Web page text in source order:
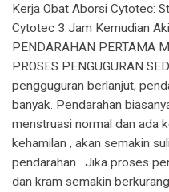
Kerja Obat Aborsi Cytotec:
Cytotec 3 Jam Kemudian
PENDARAHAN PERTAMA
PROSES PENGUGURAN
pengguguran berlanjut,
banyak. Pendarahan
menstruasi normal dan ada
kehamilan , akan semakin
pendarahan . Jika proses
dan kram semakin